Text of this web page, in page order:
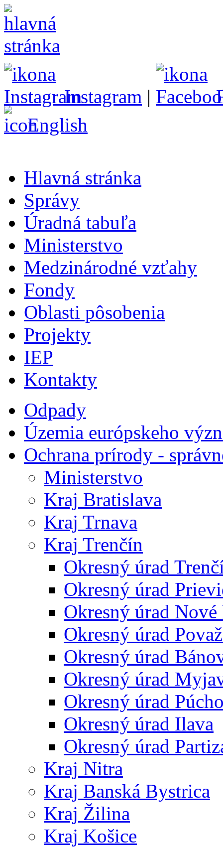
Instagram |
English
Hlavná stránka
Správy
Úradná tabuľa
Ministerstvo
Medzinárodné vzťahy
Fondy
Oblasti pôsobenia
Projekty
IEP
Kontakty
Odpady
Územia európskeho
Ochrana prírody -
Ministerstvo
Kraj Bratislava
Kraj Trnava
Kraj Trenčín
Okresný úrad
Okresný úrad
Okresný úrad
Okresný úrad
Okresný úrad
Okresný úrad
Okresný úrad
Okresný úrad Ilava
Okresný úrad
Kraj Nitra
Kraj Banská Bystrica
Kraj Žilina
Kraj Košice